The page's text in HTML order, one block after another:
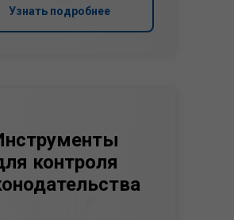
контроля
Узнать подробнее